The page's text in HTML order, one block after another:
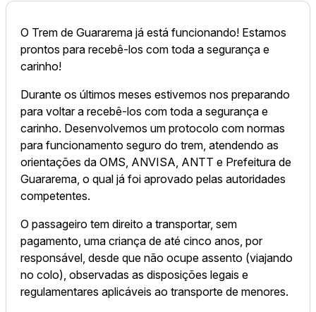
O Trem de Guararema já está funcionando! Estamos
prontos para recebê-los com toda a segurança e
carinho!
Durante os últimos meses estivemos nos preparando
para voltar a recebê-los com toda a segurança e
carinho. Desenvolvemos um protocolo com normas
para funcionamento seguro do trem, atendendo as
orientações da OMS, ANVISA, ANTT e Prefeitura de
Guararema, o qual já foi aprovado pelas autoridades
competentes.
O passageiro tem direito a transportar, sem
pagamento, uma criança de até cinco anos, por
responsável, desde que não ocupe assento (viajando
no colo), observadas as disposições legais e
regulamentares aplicáveis ao transporte de menores.